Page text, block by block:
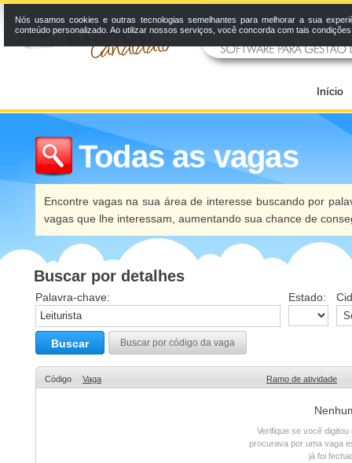
Início
Todas as vagas
Encontre vagas na sua área de interesse buscando por
vagas que lhe interessam, aumentando sua chance de
Buscar por detalhes
Palavra-chave: Estado:
Buscar Buscar por código da vaga
Código Vaga Ramo de atividade
Verifique se você
procurava por uma vaga
já foi
Nós usamos cookies e outras tecnologias semelhantes para melhorar a sua
conteúdo personalizado. Ao utilizar nossos serviços, você concorda com tais